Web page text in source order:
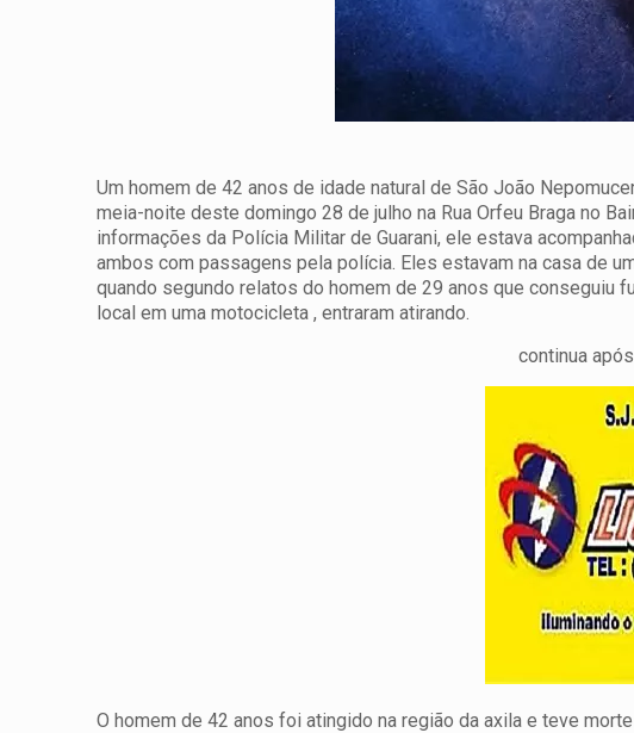
Um homem de 42 anos de idade natural de São João
meia-noite deste domingo 28 de julho na Rua Orfeu Braga no
informações da Polícia Militar de Guarani, ele estava
ambos com passagens pela polícia. Eles estavam na casa de
quando segundo relatos do homem de 29 anos que conseguiu
local em uma motocicleta , entraram atirando.
continua
O homem de 42 anos foi atingido na região da axila e teve